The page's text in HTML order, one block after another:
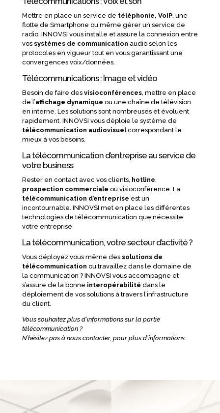
Mettre en place un service de téléphonie, VoIP, une
flotte de Smartphone ou même gérer un service de
radio. INNOVSI vous installe et assure la connexion entre
vos systèmes de communication audio selon les
protocoles en vigueur tout en vous garantissant une
convergences voix/données.
Télécommunications : Image et vidéo
Besoin de faire des visioconférences, mettre en place
de l’affichage dynamique ou une chaîne de télévision
en interne. Les solutions sont nombreuses et évoluent
rapidement. INNOVSI vous déploie le système de
télécommunication audiovisuelcorrespondant le
mieux à vos besoins.
La télécommunication d’entreprise au service de
votre business
Rester en contact avec vos clients, hotline,
prospection commerciale ou visioconférence. La
télécommunication d’entreprise est un
incontournable. INNOVSI met en place les différentes
technologies de télécommunication que nécessite
votre entreprise
La télécommunication, votre secteur d’activité ?
Vous déployez vous même des solutions de
télécommunication ou travaillez dans le domaine de
la communication ? INNOVSI vous accompagne et
s’assure de la bonne interopérabilité dans le
déploiement de vos solutions à travers l’infrastructure
du client.
Vous souhaitez plus d’informations sur la partie
télécommunication ?
N’hésitez pas à nous contacter, pour plus d’informations.